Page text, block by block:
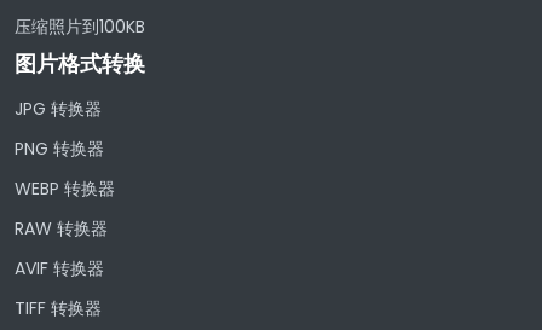
压缩照片到100KB
图片格式转换
JPG 转换器
PNG 转换器
WEBP 转换器
RAW 转换器
AVIF 转换器
TIFF 转换器